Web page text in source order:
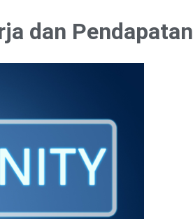
dan Pendapatan